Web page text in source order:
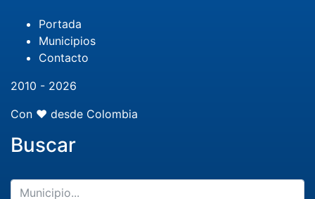
Portada
Municipios
Contacto
2010 - 2026
Con ❤️ desde Colombia
Buscar